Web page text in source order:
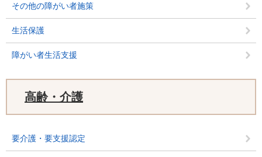
その他の障がい者施策
生活保護
障がい者生活支援
高齢・介護
要介護・要支援認定